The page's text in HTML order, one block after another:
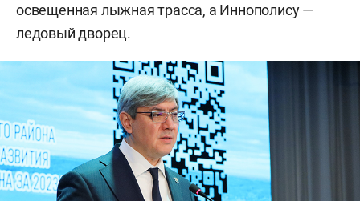
освещенная лыжная трасса, а Иннополису —
ледовый дворец.